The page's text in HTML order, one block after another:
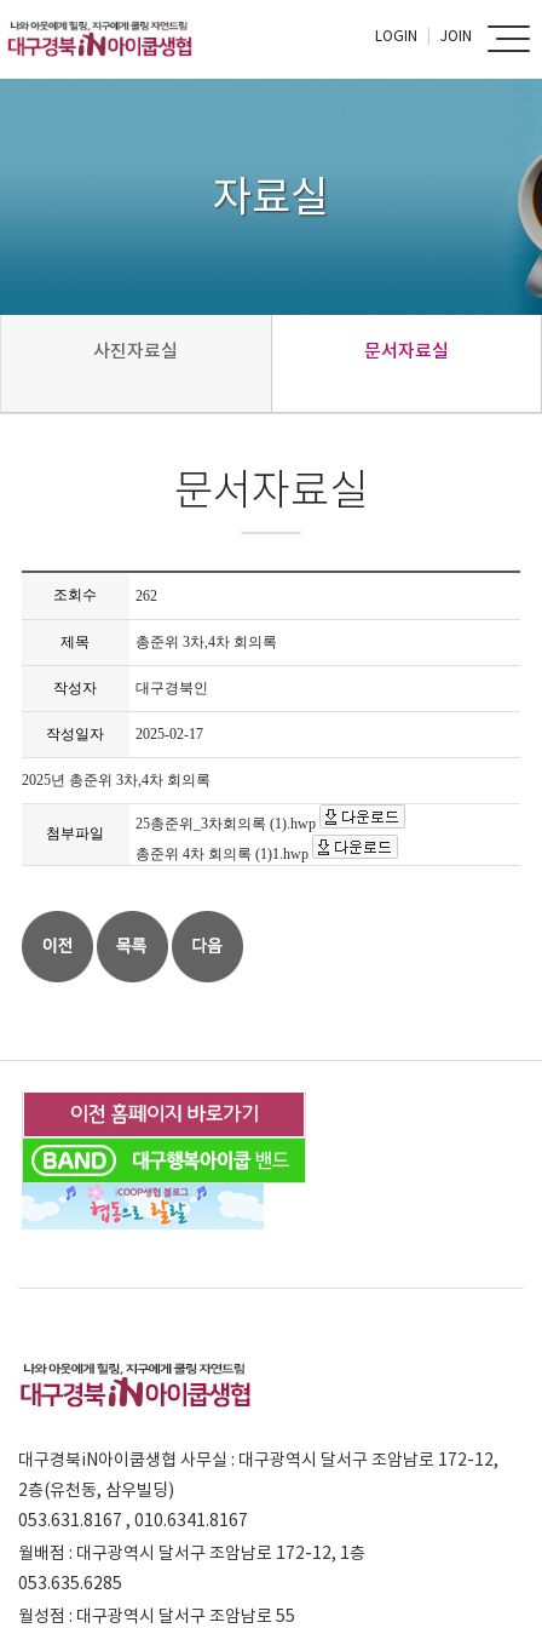
LOGIN JOIN
자료실
사진자료실 문서자료실
문서자료실
조회수 262
제목 총준위 3차,4차 회의록
작성자 대구경북인
작성일자 2025-02-17
2025년 총준위 3차,4차 회의록
첨부파일
25총준위_3차회의록 (1).hwp
총준위 4차 회의록 (1)1.hwp
대구경북iN아이쿱생협 사무실 : 대구광역시 달서구 조암남로 172-12,
2층(유천동, 삼우빌딩)
053.631.8167 , 010.6341.8167
월배점 : 대구광역시 달서구 조암남로 172-12, 1층
053.635.6285
월성점 : 대구광역시 달서구 조암남로 55